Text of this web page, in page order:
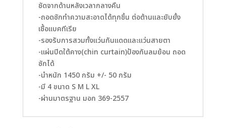
ชัดจากด้านหลังเวลากลางคืน
-ถอดซักทำความสะอาดได้ทุกชิ้น ต่อต้านและยับยั้ง
เชื้อแบคทีเรีย
-รองรับการสวมทั้งแว่นกันแดดและแว่นสายตา
-แผ่นปิดใต้คาง(chin curtain)ป้องกันลมย้อน ถอด
ซักได้
-นำหนัก 1450 กรัม +/- 50 กรัม
-มี 4 ขนาด S M L XL
-ผ่านมาตรฐาน มอก 369-2557